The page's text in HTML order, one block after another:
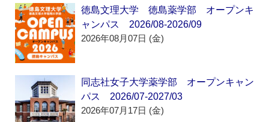
徳島文理大学 徳島薬学部 オープンキ
ャンパス 2026/08-2026/09
2026年08月07日 (金)
同志社女子大学薬学部 オープンキャン
パス 2026/07-2027/03
2026年07月17日 (金)